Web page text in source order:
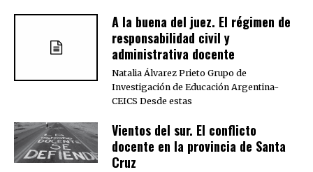
A la buena del juez. El régimen de
responsabilidad civil y
administrativa docente
Natalia Álvarez Prieto Grupo de
Investigación de Educación Argentina-
CEICS Desde estas
Vientos del sur. El conflicto
docente en la provincia de Santa
Cruz